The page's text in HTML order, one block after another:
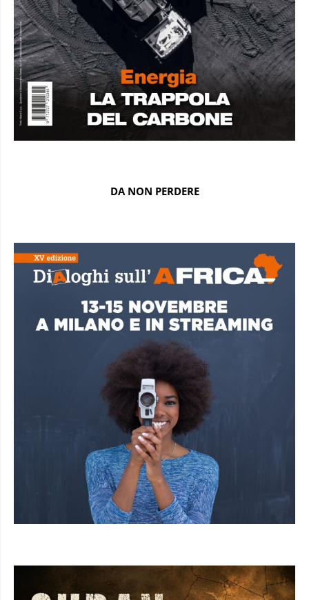
DA NON PERDERE